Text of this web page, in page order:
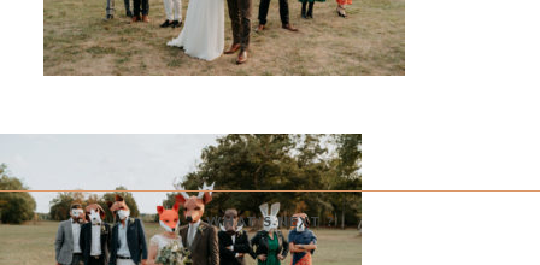
WHAT'S NEXT ?
PORTFOLIO
INFOS
JOURNAL